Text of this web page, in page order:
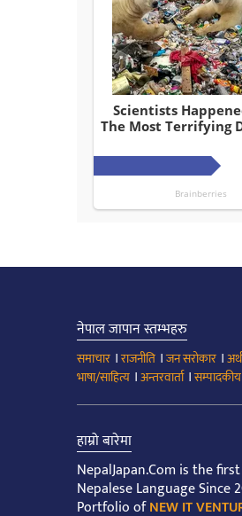
नेपाल जापान स्तम्भहरु
समाचार ।राजनीति ।जन सरोकार ।अर्थ
भाषा/साहित्य ।अन्तरवार्ता।सम्पादकीय
हाम्रो बारेमा
NepalJapan.Com is the
Nepalese Language Since
Portfolio ofNEW IT